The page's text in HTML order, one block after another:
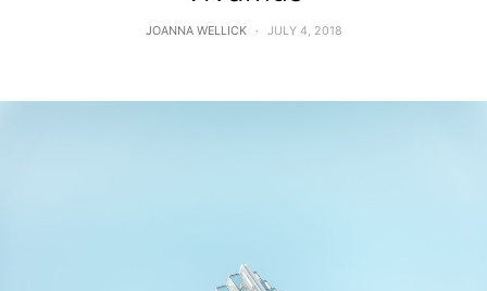
JOANNA WELLICK JULY 4, 2018